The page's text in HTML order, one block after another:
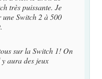
très puissante. Je
une Switch 2 à 500
sur la Switch 1! On
aura des jeux